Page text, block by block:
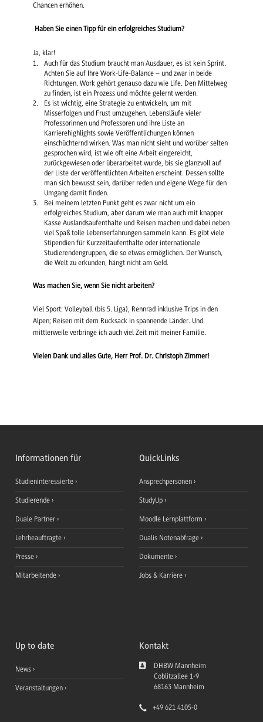
Chancen erhöhen.
Haben Sie einen Tipp für ein erfolgreiches Studium?
Ja, klar!
Auch für das Studium braucht man Ausdauer, es ist kein Sprint.
Achten Sie auf Ihre Work-Life-Balance – und zwar in beide
Richtungen. Work gehört genauso dazu wie Life. Den Mittelweg
zu finden, ist ein Prozess und möchte gelernt werden.
Es ist wichtig, eine Strategie zu entwickeln, um mit
Misserfolgen und Frust umzugehen. Lebensläufe vieler
Professorinnen und Professoren und ihre Liste an
Karrierehighlights sowie Veröffentlichungen können
einschüchternd wirken. Was man nicht sieht und worüber selten
gesprochen wird, ist wie oft eine Arbeit eingereicht,
zurückgewiesen oder überarbeitet wurde, bis sie glanzvoll auf
der Liste der veröffentlichten Arbeiten erscheint. Dessen sollte
man sich bewusst sein, darüber reden und eigene Wege für den
Umgang damit finden.
Bei meinem letzten Punkt geht es zwar nicht um ein
erfolgreiches Studium, aber darum wie man auch mit knapper
Kasse Auslandsaufenthalte und Reisen machen und dabei neben
viel Spaß tolle Lebenserfahrungen sammeln kann. Es gibt viele
Stipendien für Kurzzeitaufenthalte oder internationale
Studierendengruppen, die so etwas ermöglichen. Der Wunsch,
die Welt zu erkunden, hängt nicht am Geld.
Was machen Sie, wenn Sie nicht arbeiten?
Viel Sport: Volleyball (bis 5. Liga), Rennrad inklusive Trips in den
Alpen; Reisen mit dem Rucksack in spannende Länder. Und
mittlerweile verbringe ich auch viel Zeit mit meiner Familie.
Vielen Dank und alles Gute, Herr Prof. Dr. Christoph Zimmer!
Informationen für
Studieninteressierte
Studierende
Duale Partner
Lehrbeauftragte
Presse
Mitarbeitende
QuickLinks
Ansprechpersonen
StudyUp
Moodle Lernplattform
Dualis Notenabfrage
Dokumente
Jobs & Karriere
Up to date
News
Veranstaltungen
Kontakt
DHBW Mannheim
Coblitzallee 1-9
68163 Mannheim
+49 621 4105-0